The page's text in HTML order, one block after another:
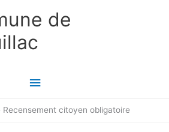
de
Menu
principal
Recensement citoyen obligatoire